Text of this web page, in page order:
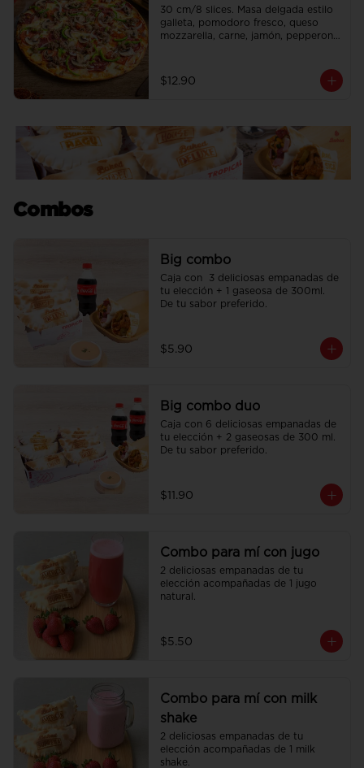
30 cm/8 slices. Masa delgada estilo
galleta, pomodoro fresco, queso
mozzarella, carne, jamón, pepperoni
$12.90
Combos
Big combo
Caja con  3 deliciosas empanadas de
tu elección + 1 gaseosa de 300ml.
De tu sabor preferido.
$5.90
Big combo duo
Caja con 6 deliciosas empanadas de
tu elección + 2 gaseosas de 300 ml.
De tu sabor preferido.
$11.90
Combo para mí con jugo
2 deliciosas empanadas de tu
elección acompañadas de 1 jugo
natural.
$5.50
Combo para mí con milk
shake
2 deliciosas empanadas de tu
elección acompañadas de 1 milk
shake.